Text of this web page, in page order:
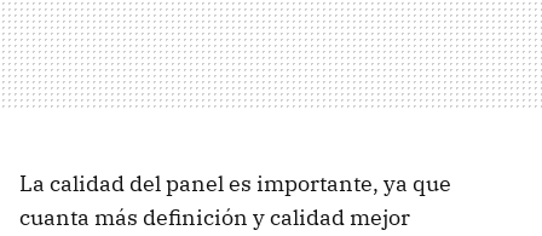
La calidad del panel es importante, ya que
cuanta más definición y calidad mejor